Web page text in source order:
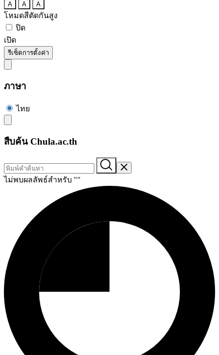
A A A
โหมดสีตัดกันสูง
ปิด
เปิด
รีเซ็ตการตั้งค่า
ภาษา
ไทย
สืบค้น Chula.ac.th
ไม่พบผลลัพธ์สำหรับ ""